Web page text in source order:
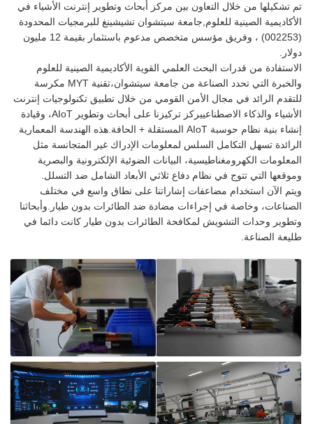
تم تشكيلها من خلال التعاون بين مركز أبحاث وتطوير إنترنت الأشياء في
الأكاديمية الصينية للعلوم,جامعة سيتشوان تشيشينغ للبرمجيات المحدودة
(002253) ، وفريق مؤسس متخصص مدعوم باستثمار بقيمة 12 مليون
دولار.
الاستفادة من قدرات البحث العلمي القوية الأكاديمية الصينية للعلوم
والخبرة التي تحدد الصناعة من جامعة سيتشوان،تقنية MYT مكرسة
للتقدم الرائد في مجال الأمن القومي من خلال تطبيق تكنولوجيات إنترنت
الأشياء والذكاء الاصطناعييركز تركيزنا على أبحاث وتطوير AIoT، وقيادة
إنشاء بنية نظام حوسبة AIoT المستقلة + الحافة.هذه الهندسة المعمارية
الرائدة تسهل التكامل السلس لمعلومات الإدراك غير المتجانسة مثل
المعلومات الكهرومغناطيسية، البيانات الضوئية الإلكترونية والبصرية
وموقعها التي تتوج في نظام دفاع ثلاثي الأبعاد الشامل ضد التسلل.
ويتم الآن استخدام مضاعفات إشاراتنا على نطاق واسع في مختلف
الصناعات، وخاصة في إجراءات مضادة ضد الطائرات بدون طيار.وأبحاثنا
وتطوير وحدات التشويش لمكافحة الطائرات بدون طيار كانت دائما في
طليعة الصناعة.